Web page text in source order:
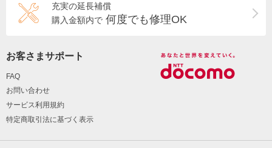
充実の延長補償
購入金額内で 何度でも修理OK
お客さまサポート
FAQ
お問い合わせ
サービス利用規約
特定商取引法に基づく表示